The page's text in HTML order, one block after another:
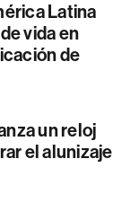
Latina
vida en
de
un reloj
el alunizaje